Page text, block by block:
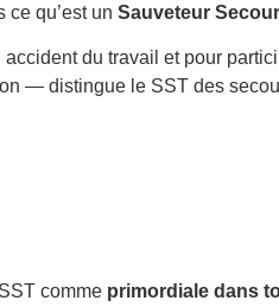
ce qu’est un Sauveteur
du travail et pour
— distingue le SST des
comme primordiale dans